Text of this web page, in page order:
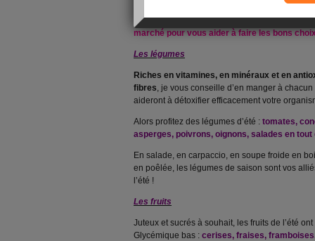
encore plus savoureux !Je vous propose
marché pour vous aider à faire les bons
Les légumes
Riches en vitamines, en minéraux et en
fibres, je vous conseille d’en manger à
aideront à détoxifier efficacement votre
Alors profitez des légumes d’été : tomates,
asperges, poivrons, oignons, salades en tout
En salade, en carpaccio, en soupe froide en
en poêlée, les légumes de saison sont vos
l’été !
Les fruits
Juteux et sucrés à souhait, les fruits de l’été
Glycémique bas : cerises, fraises,